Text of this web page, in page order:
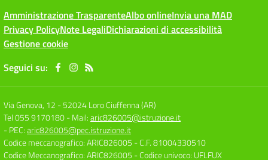
Amministrazione TrasparenteAlbo onlineInvia una MAD
Privacy PolicyNote LegaliDichiarazioni di accessibilità
Gestione cookie
Seguici su:
Via Genova, 12 -52024 Loro Ciuffenna (AR)
Tel 055 9170180- Mail:aric826005@istruzione.it
- PEC:aric826005@pec.istruzione.it
Codice meccanografico: ARIC826005 - C.F. 81004330510
Codice Meccanografico: ARIC826005 - Codice univoco: UFLFUX